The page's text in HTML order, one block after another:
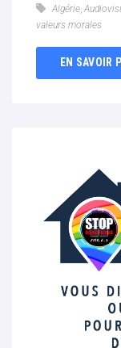
Algérie
valeurs morales
EN SAVOIR